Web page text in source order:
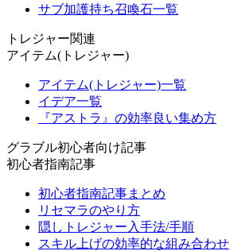
サブ加護持ち召喚石一覧
トレジャー関連
アイテム(トレジャー)
アイテム(トレジャー)一覧
イデア一覧
『アストラ』の効率良い集め方
グラブル初心者向け記事
初心者指南記事
初心者指南記事まとめ
リセマラのやり方
隠しトレジャー入手法/手順
スキル上げの効率的な組み合わせ